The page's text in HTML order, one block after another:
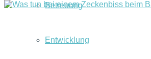
Betreuung
Entwicklung